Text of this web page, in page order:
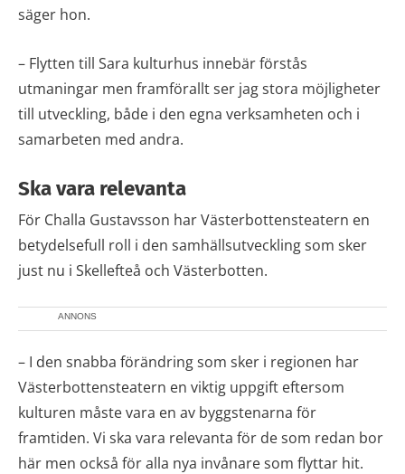
säger hon.
– Flytten till Sara kulturhus innebär förstås
utmaningar men framförallt ser jag stora möjligheter
till utveckling, både i den egna verksamheten och i
samarbeten med andra.
Ska vara relevanta
För Challa Gustavsson har Västerbottensteatern en
betydelsefull roll i den samhällsutveckling som sker
just nu i Skellefteå och Västerbotten.
ANNONS
– I den snabba förändring som sker i regionen har
Västerbottensteatern en viktig uppgift eftersom
kulturen måste vara en av byggstenarna för
framtiden. Vi ska vara relevanta för de som redan bor
här men också för alla nya invånare som flyttar hit.